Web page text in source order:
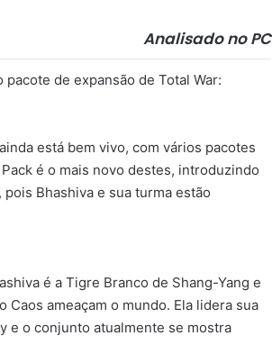
Analisado no PC
pacote de expansão de Total War:
está bem vivo, com vários pacotes
é o mais novo destes, introduzindo
Bhashiva e sua turma estão
é a Tigre Branco de Shang-Yang e
ameaçam o mundo. Ela lidera sua
e o conjunto atualmente se mostra